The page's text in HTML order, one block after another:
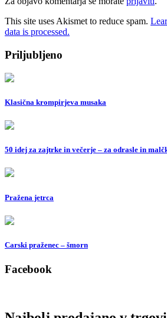
This site uses Akismet to reduce spam.
data is processed.
Priljubljeno
Klasična krompirjeva musaka
50 idej za zajtrke in večerje – za odrasle in
Pražena jetrca
Carski praženec – šmorn
Facebook